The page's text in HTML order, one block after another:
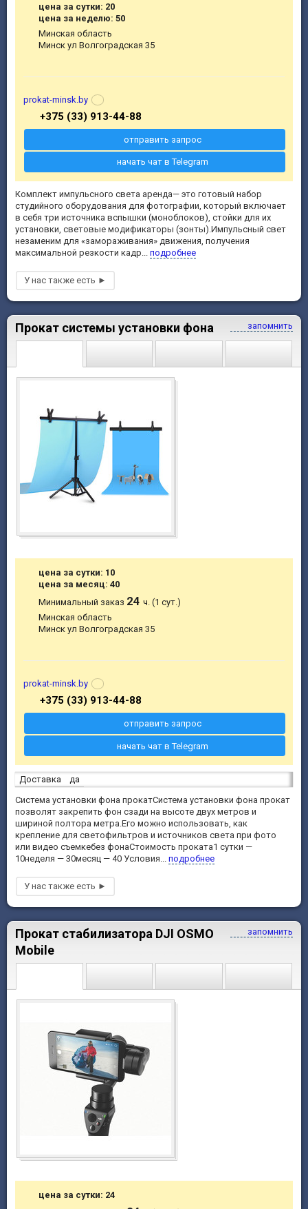
Комплект импульсного света аренда— это готовый набор
студийного оборудования для фотографии, который включает
в себя три источника вспышки (моноблоков), стойки для их
установки, световые модификаторы (зонты).Импульсный свет
незаменим для «замораживания» движения, получения
максимальной резкости кадр... подробнее
цена за сутки: 20
цена за неделю: 50
Минская область
Минск ул Волгоградская 35
prokat-minsk.by
+375 (33) 913-44-88
отправить запрос
начать чат в Telegram
запомнить
Прокат системы установки фона
Доставка
да
Система установки фона прокатСистема установки фона прокат
позволят закрепить фон сзади на высоте двух метров и
шириной полтора метра.Его можно использовать, как
крепление для светофильтров и источников света при фото
или видео съемкебез фонаСтоимость проката1 сутки —
10неделя — 30месяц — 40 Условия... подробнее
цена за сутки: 10
цена за месяц: 40
Минимальный заказ 24ч. (1 сут.)
Минская область
Минск ул Волгоградская 35
prokat-minsk.by
+375 (33) 913-44-88
отправить запрос
начать чат в Telegram
запомнить
Прокат стабилизатора DJI OSMO
Mobile
цена за сутки: 24